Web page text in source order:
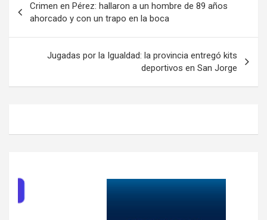
de
entradas
Crimen en Pérez: hallaron a un hombre de 89 años
ahorcado y con un trapo en la boca
Jugadas por la Igualdad: la provincia entregó kits
deportivos en San Jorge